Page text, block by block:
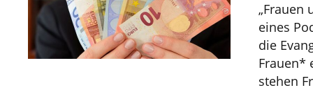
„Frauen
eines
die
Frauen*
stehen